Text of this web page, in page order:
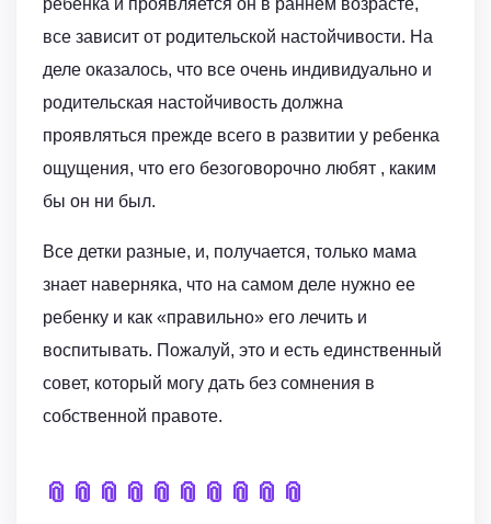
все зависит от родительской настойчивости. На
деле оказалось, что все очень индивидуально и
родительская настойчивость должна
проявляться прежде всего в развитии у ребенка
ощущения, что его безоговорочно любят , каким
бы он ни был.
Все детки разные, и, получается, только мама
знает наверняка, что на самом деле нужно ее
ребенку и как «правильно» его лечить и
воспитывать. Пожалуй, это и есть единственный
совет, который могу дать без сомнения в
собственной правоте.
📎 📎 📎 📎 📎 📎 📎 📎 📎 📎